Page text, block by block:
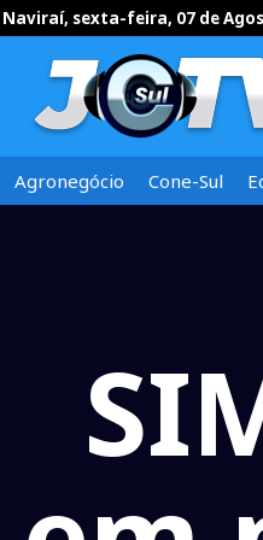
Naviraí, sexta-feira, 07 de
Agronegócio Cone-Sul